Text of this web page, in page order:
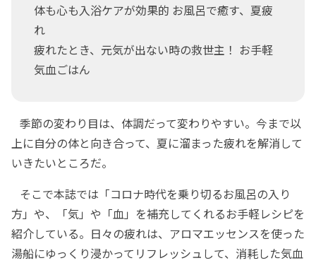
体も心も入浴ケアが効果的 お風呂で癒す、夏疲
れ
疲れたとき、元気が出ない時の救世主！ お手軽
気血ごはん
季節の変わり目は、体調だって変わりやすい。今まで以
上に自分の体と向き合って、夏に溜まった疲れを解消して
いきたいところだ。
そこで本誌では「コロナ時代を乗り切るお風呂の入り
方」や、「気」や「血」を補充してくれるお手軽レシピを
紹介している。日々の疲れは、アロマエッセンスを使った
湯船にゆっくり浸かってリフレッシュして、消耗した気血